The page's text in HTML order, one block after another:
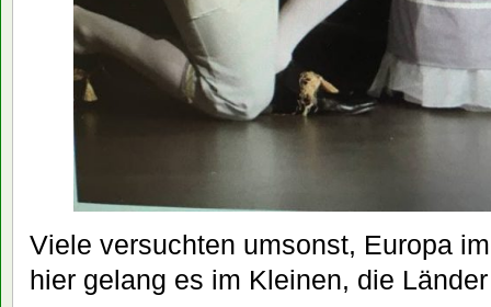
Viele versuchten umsonst, Europa
hier gelang es im Kleinen, die